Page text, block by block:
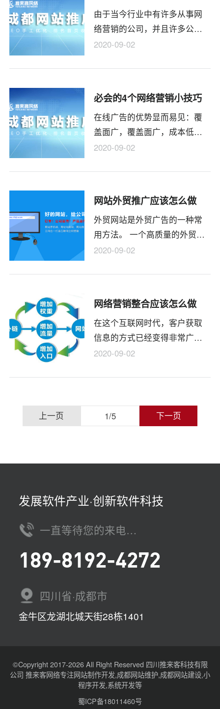
分。
由于当今行业中有许多从事网
络营销的公司，并且许多公司
网站的关键字排名效果不仅令
页之后，因此可获得的用户流
销如何获得流量？
2020-09-02
必会的4个网络营销小技巧
在线广告的优势显而易见：覆
盖面广，覆盖面广，成本低，
约为传统广告形式的十分之
它以理性的信念来促进销售并
势的在线广告注定将成为竞争
中的热门话题，并在在线营销
时代取得了广阔的发展空间。
2020-09-02
网站外贸推广应该怎么做
外贸网站是外贸广告的一种常
用方法。 一个高质量的外贸网
站不仅是购买者了解外贸公司
展示公司形象和塑造公司品牌
立外贸网站？
2020-09-02
网络营销整合应该怎么做
在这个互联网时代，客户获取
信息的方式已经变得非常广
泛，人们可以在Internet上快速
正在逐渐改变其营销方式以适
迁，网络集成营销的开始受到
企业的欢迎。零资本和少量投
2020-09-02
2
4
5
一
页
上一页 1/5 下一页
发展软件产业·创新软件科技
一直等待您的来电…
189-8192-4272
四川省·成都市
金牛区龙湖北城天街28栋1401
©Copyright 2017-2026 All Right Reserved 四川推来客科技有限
公司 推来客网络专注网站制作开发,成都网站维护,成都网站建设,小
程序开发,系统开发等
蜀ICP备18011460号